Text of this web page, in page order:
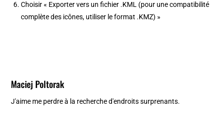
Choisir « Exporter vers un fichier .KML (pour une compatibilité
complète des icônes, utiliser le format .KMZ) »
Maciej Poltorak
J'aime me perdre à la recherche d'endroits surprenants.